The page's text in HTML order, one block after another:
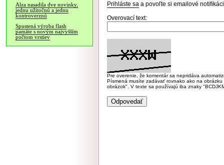
Alza nasadila dve novinky,
jednu užitočnú a jednu
kontroverznú
Spustená výroba flash
pamäte s novým najvyšším
počtom vrstiev
Prihláste sa a povoľte si emailové
Overovací text:
Pre overenie, že komentár sa nepridáva
Písmená musíte zadávať rovnako ako na
obrázok". V texte sa používajú iba znaky